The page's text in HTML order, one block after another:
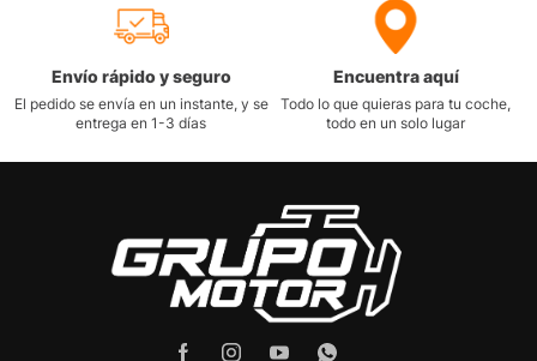
Envío rápido y seguro
El pedido se envía en un instante, y se
entrega en 1-3 días
Encuentra aquí
Todo lo que quieras para tu coche,
todo en un solo lugar